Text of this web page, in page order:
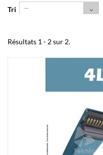
Tri --
Résultats 1 - 2 sur 2.